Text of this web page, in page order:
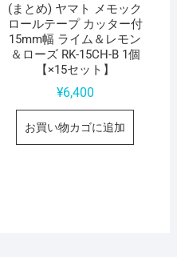
(まとめ) ヤマト メモック
ロールテープ カッター付
15mm幅 ライム＆レモン
＆ローズ RK-15CH-B 1個
【×15セット】
¥6,400
お買い物カゴに追加